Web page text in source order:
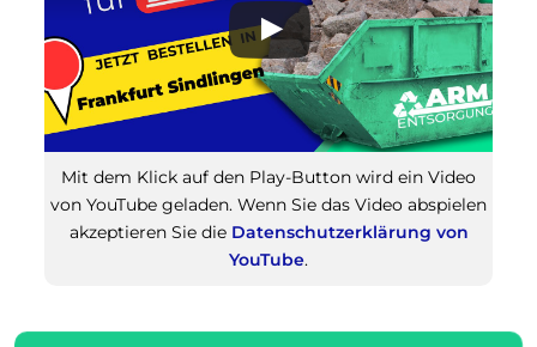
Mit dem Klick auf den Play-Button wird ein Video
von YouTube geladen. Wenn Sie das Video abspielen
akzeptieren Sie die Datenschutzerklärung von
YouTube.